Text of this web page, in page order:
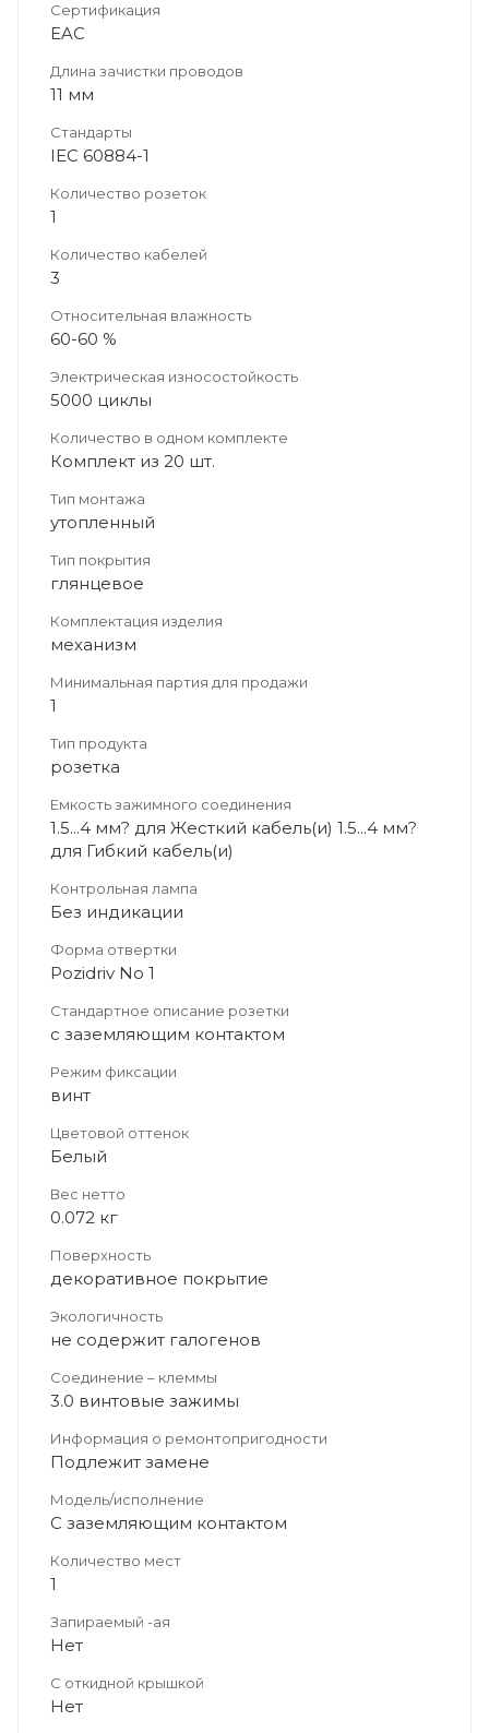
Сертификация
EAC
Длина зачистки проводов
11 мм
Стандарты
IEC 60884-1
Количество розеток
1
Количество кабелей
3
Относительная влажность
60-60 %
Электрическая износостойкость
5000 циклы
Количество в одном комплекте
Комплект из 20 шт.
Тип монтажа
утопленный
Тип покрытия
глянцевое
Комплектация изделия
механизм
Минимальная партия для продажи
1
Тип продукта
розетка
Емкость зажимного соединения
1.5...4 мм? для Жесткий кабель(и) 1.5...4 мм?
для Гибкий кабель(и)
Контрольная лампа
Без индикации
Форма отвертки
Pozidriv No 1
Стандартное описание розетки
с заземляющим контактом
Режим фиксации
винт
Цветовой оттенок
Белый
Вес нетто
0.072 кг
Поверхность
декоративное покрытие
Экологичность
не содержит галогенов
Соединение – клеммы
3.0 винтовые зажимы
Информация о ремонтопригодности
Подлежит замене
Модель/исполнение
С заземляющим контактом
Количество мест
1
Запираемый -ая
Нет
С откидной крышкой
Нет